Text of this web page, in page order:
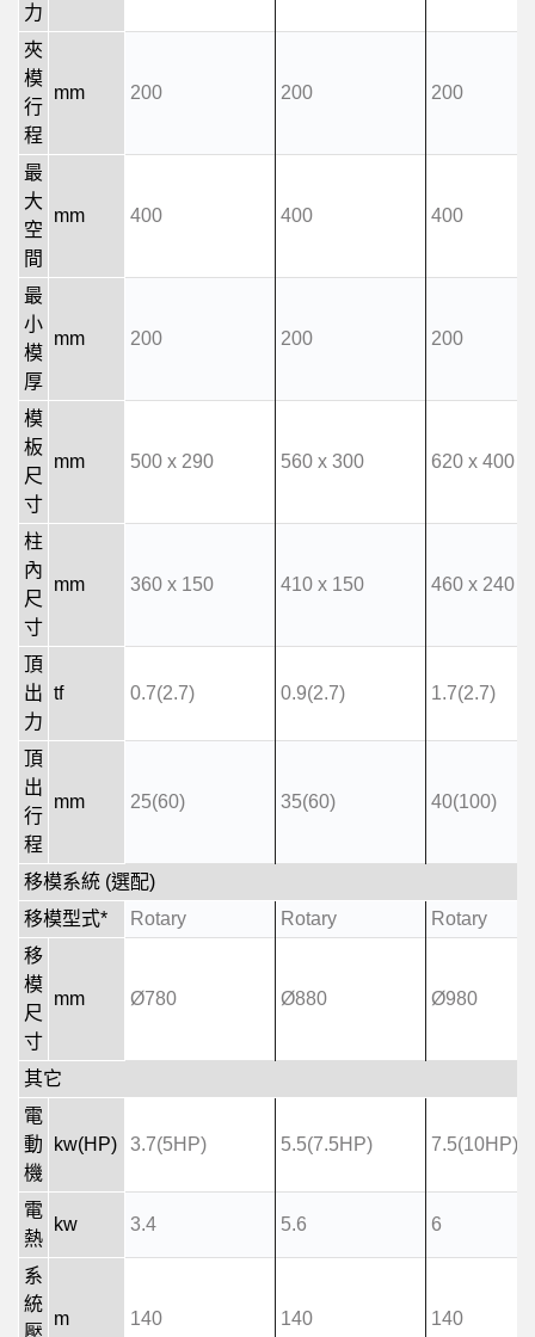
力
夾
模
行
程
mm 200 200 200
最
大
空
間
mm 400 400 400
最
小
模
厚
mm 200 200 200
模
板
尺
寸
mm 500 x 290 560 x 300 620 x 400
柱
內
尺
寸
mm 360 x 150 410 x 150 460 x 240
頂
出
力
tf 0.7(2.7) 0.9(2.7) 1.7(2.7)
頂
出
行
程
mm 25(60) 35(60) 40(100)
移模系統 (選配)
移模型式*
Rotary Rotary
Rotary
移
模
尺
寸
mm Ø780 Ø880 Ø980
其它
電
動
機
kw(HP) 3.7(5HP) 5.5(7.5HP) 7.5(10HP)
電
熱
kw 3.4 5.6 6
系
統
壓
m 140 140 140